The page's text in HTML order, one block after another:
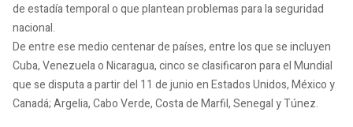
de estadía temporal o que plantean problemas para la seguridad
nacional.
De entre ese medio centenar de países, entre los que se incluyen
Cuba, Venezuela o Nicaragua, cinco se clasificaron para el Mundial
que se disputa a partir del 11 de junio en Estados Unidos, México y
Canadá; Argelia, Cabo Verde, Costa de Marfil, Senegal y Túnez.